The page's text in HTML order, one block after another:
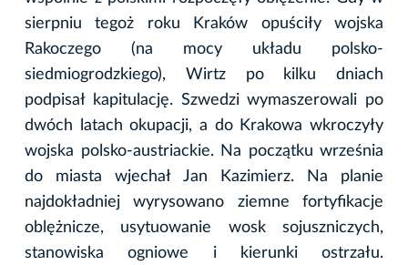
sierpniu tegoż roku Kraków opuściły wojska
Rakoczego (na mocy układu polsko-
siedmiogrodzkiego), Wirtz po kilku dniach
podpisał kapitulację. Szwedzi wymaszerowali po
dwóch latach okupacji, a do Krakowa wkroczyły
wojska polsko-austriackie. Na początku września
do miasta wjechał Jan Kazimierz. Na planie
najdokładniej wyrysowano ziemne fortyfikacje
oblężnicze, usytuowanie wosk sojuszniczych,
stanowiska ogniowe i kierunki ostrzału.